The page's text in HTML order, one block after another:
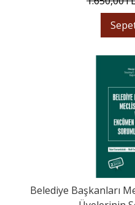
Belediye Başkanları